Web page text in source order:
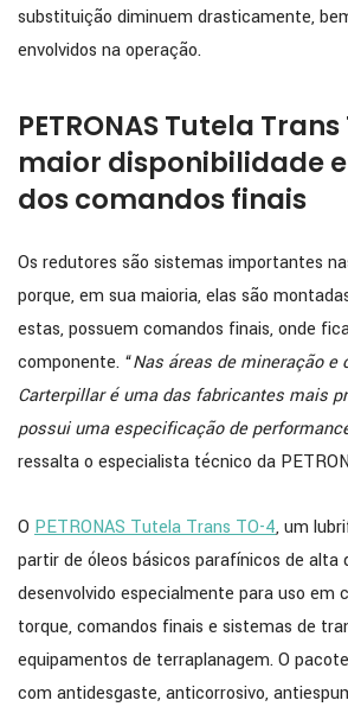
substituição diminuem drasticamente,
envolvidos na operação.
PETRONAS Tutela
maior disponibilidade
dos comandos finais
Os redutores são sistemas importantes
porque, em sua maioria, elas são
estas, possuem comandos finais, onde
componente. “Nas áreas de mineração e
Carterpillar é uma das fabricantes mais
possui uma especificação de
ressalta o especialista técnico da
O PETRONAS Tutela Trans TO-4, um
partir de óleos básicos parafínicos de alta
desenvolvido especialmente para uso em
torque, comandos finais e sistemas de
equipamentos de terraplanagem. O
com antidesgaste, anticorrosivo,